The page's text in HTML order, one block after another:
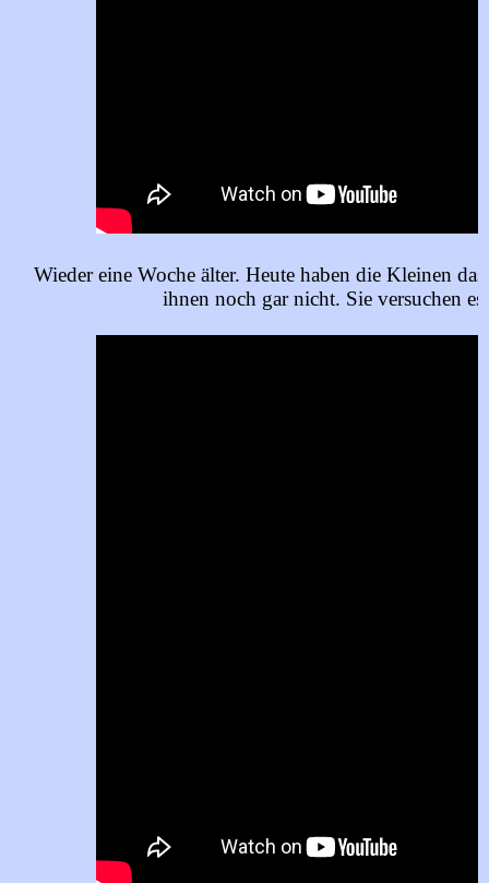
Wieder eine Woche älter. Heute haben die Kleinen
ihnen noch gar nicht. Sie versuchen